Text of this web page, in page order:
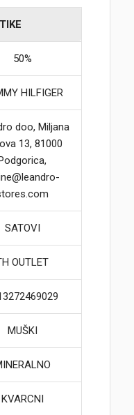
50%
HILFIGER
doo, Miljana
13, 81000
Podgorica,
SATOVI
OUTLET
MUŠKI
KVARCNI